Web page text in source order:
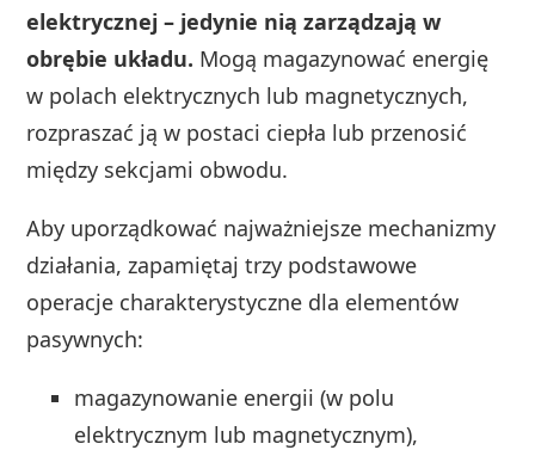
elektrycznej – jedynie nią zarządzają w
obrębie układu. Mogą magazynować energię
w polach elektrycznych lub magnetycznych,
rozpraszać ją w postaci ciepła lub przenosić
między sekcjami obwodu.
Aby uporządkować najważniejsze mechanizmy
działania, zapamiętaj trzy podstawowe
operacje charakterystyczne dla elementów
pasywnych:
magazynowanie energii (w polu
elektrycznym lub magnetycznym),